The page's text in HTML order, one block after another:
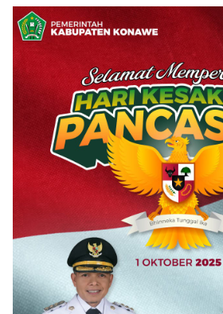
Dilaporkan ke
Lembaga Hukum
Fajar S Tanawali
dan PT
Tadisangka, Siap
Kuasai Lahan
Puuwatu